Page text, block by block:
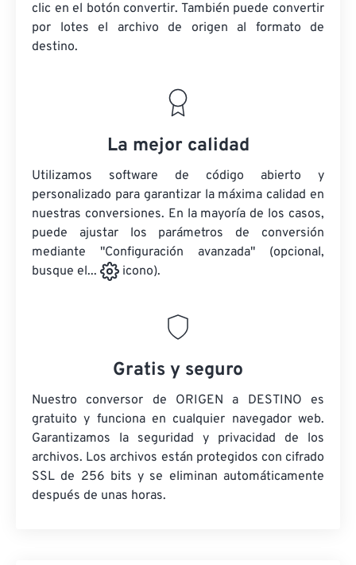
clic en el botón convertir. También puede convertir
por lotes el archivo de origen al formato de
destino.
La mejor calidad
Utilizamos software de código abierto y
personalizado para garantizar la máxima calidad en
nuestras conversiones. En la mayoría de los casos,
puede ajustar los parámetros de conversión
mediante "Configuración avanzada" (opcional,
busque el...
icono).
Gratis y seguro
Nuestro conversor de ORIGEN a DESTINO es
gratuito y funciona en cualquier navegador web.
Garantizamos la seguridad y privacidad de los
archivos. Los archivos están protegidos con cifrado
SSL de 256 bits y se eliminan automáticamente
después de unas horas.